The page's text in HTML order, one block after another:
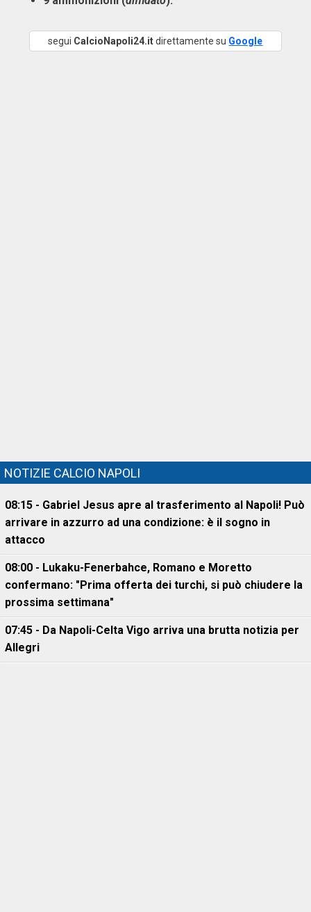
segui CalcioNapoli24.itdirettamente su Google
NOTIZIE CALCIO NAPOLI
08:15 - Gabriel Jesus apre al trasferimento al Napoli! Può
arrivare in azzurro ad una condizione: è il sogno in
attacco
08:00 - Lukaku-Fenerbahce, Romano e Moretto
confermano: "Prima offerta dei turchi, si può chiudere la
prossima settimana"
07:45 - Da Napoli-Celta Vigo arriva una brutta notizia per
Allegri